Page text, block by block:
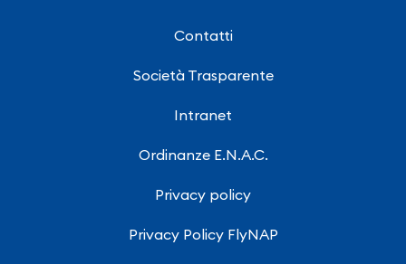
Contatti
Società Trasparente
Intranet
Ordinanze E.N.A.C.
Privacy policy
Privacy Policy FlyNAP